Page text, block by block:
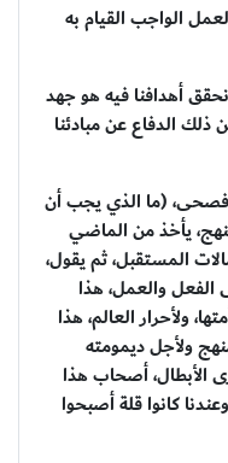
الواجب القيام به
أهدافنا فيه هو جهد
الدفاع عن مبادئنا
فصحى، (ما الذي يجب أن
يأخذ من الماضي
المستقبل، ثم يقول،
الفعل والعمل، هذا
ولأحرار العالم، هذا
ولأجل ديمومته
الأبطال، أصحاب هذا
كانوا قلة أصبحوا